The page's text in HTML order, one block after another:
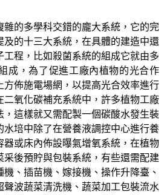
雜的多學科交錯的龐大系統，它的完
及的十三大系統，在具體的建造中還
工程，比如殺菌系統的組成它就由多
成，為了促進工廠內植物的光合作
方佈施電場網，以提高光合效率進行
二氧化碳補充系統中，許多植物工廠
，這樣就又需配製一個碳酸水發生裝
水培中除了在營養液調控中心進行養
器或床內佈設曝氣增氧系統，在植物
采後預貯與包裝系統，有些還需配建
、插苗機、嫁接機、操作升降臺、
聲波蔬菜清洗機、蔬菜加工包裝流水